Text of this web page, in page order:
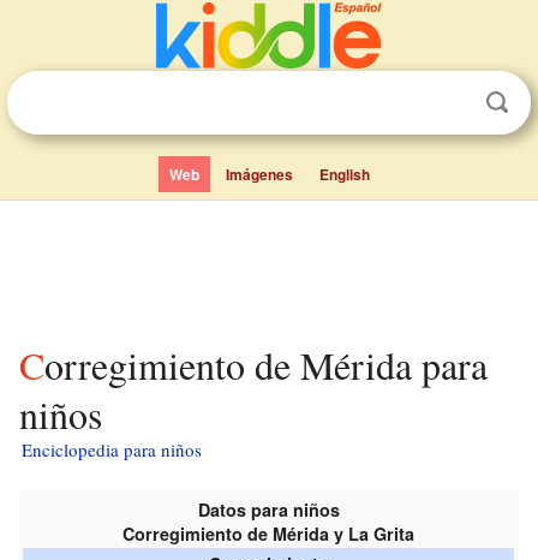
Web Imágenes English
Corregimiento de Mérida para
niños
Enciclopedia para niños
Datos para niños
Corregimiento de Mérida y La Grita